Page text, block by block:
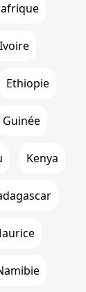
Ethiopie
Guinée
Kenya